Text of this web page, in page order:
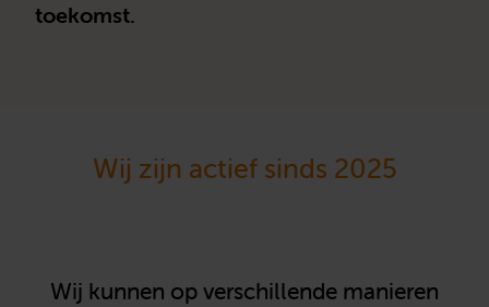
toekomst.
Wij zijn actief sinds 2025
Wij kunnen op verschillende manieren